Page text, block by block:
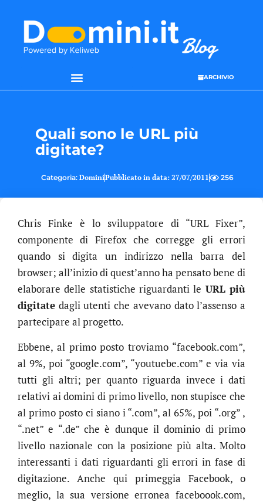
ARCHIVIO
Quali sono le URL più
digitate?
Categoria: DominiPubblicato in data: 27/07/2011 256
Chris Finke è lo sviluppatore di “URL Fixer”,
componente di Firefox che corregge gli errori
quando si digita un indirizzo nella barra del
browser; all’inizio di quest’anno ha pensato bene di
elaborare delle statistiche riguardanti le URL più
digitate dagli utenti che avevano dato l’assenso a
partecipare al progetto.
Ebbene, al primo posto troviamo “facebook.com”,
al 9%, poi “google.com”, “youtuebe.com” e via via
tutti gli altri; per quanto riguarda invece i dati
relativi ai domini di primo livello, non stupisce che
al primo posto ci siano i “.com”, al 65%, poi “.org” ,
“.net” e “.de” che è dunque il dominio di primo
livello nazionale con la posizione più alta. Molto
interessanti i dati riguardanti gli errori in fase di
digitazione. Anche qui primeggia Facebook, o
meglio, la sua versione erronea faceboook.com,